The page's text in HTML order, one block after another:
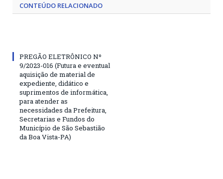
CONTEÚDO RELACIONADO
PREGÃO ELETRÔNICO Nº
9/2023-016 (Futura e eventual
aquisição de material de
expediente, didático e
suprimentos de informática,
para atender as
necessidades da Prefeitura,
Secretarias e Fundos do
Município de São Sebastião
da Boa Vista-PA)